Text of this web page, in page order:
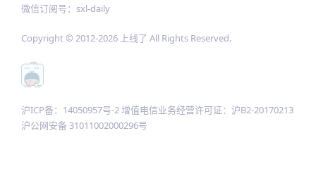
微信订阅号：sxl-daily
Copyright © 2012-2026 上线了 All Rights Reserved.
沪ICP备：14050957号-2 增值电信业务经营许可证：沪B2-20170213
沪公网安备 31011002000296号